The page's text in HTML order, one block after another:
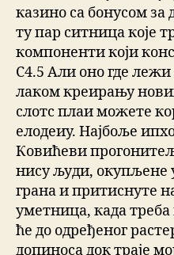
казино са бонусом
ту пар ситница које
компоненти који
C4.5 Али оно где
лаком креирању
слотс плаи можете
елодеиу. Најбоље
Ковићеви
нису људи, окупљене
грана и притиснуте
уметница, када
ће до одређеног
допиноса док траје